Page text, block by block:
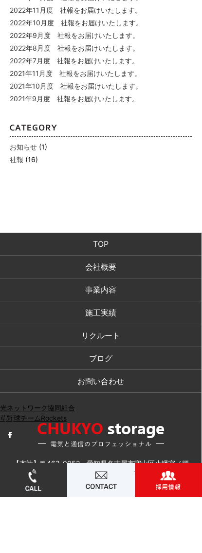
2022年11月度 社報をお届けいたします。
2022年10月度 社報をお届けいたします。
2022年9月度 社報をお届けいたします。
2022年8月度 社報をお届けいたします。
2022年7月度 社報をお届けいたします。
2021年11月度 社報をお届けいたします。
2021年10月度 社報をお届けいたします。
2021年9月度 社報をお届けいたします。
お知らせ (1)
社報 (16)
TOP
会社概要
事業内容
施工実績
リクルート
ブログ
お問い合わせ
光ネットワーク協同組合
草野球チームRockets
【本社】〒463-0052 愛知県名古屋市守山区小幡宮ノ腰
５－３５
TEL：052-715-4506 FAX：052-715-4507